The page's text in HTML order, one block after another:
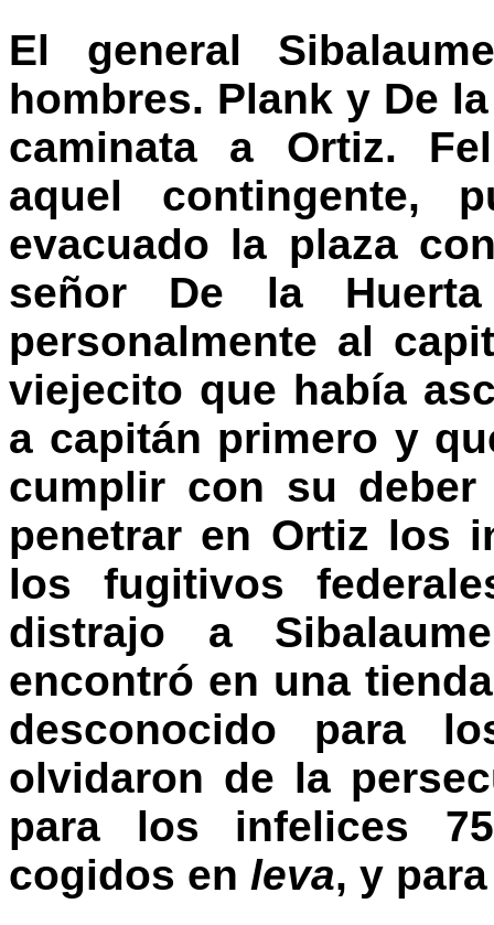
El general
hombres. Plank y De
caminata a Ortiz.
aquel contingente,
evacuado la plaza
señor De la
personalmente al
viejecito que había
a capitán primero y
cumplir con su
penetrar en Ortiz los
los fugitivos
distrajo a
encontró en una
desconocido para
olvidaron de la
para los infelices
cogidos en leva, y